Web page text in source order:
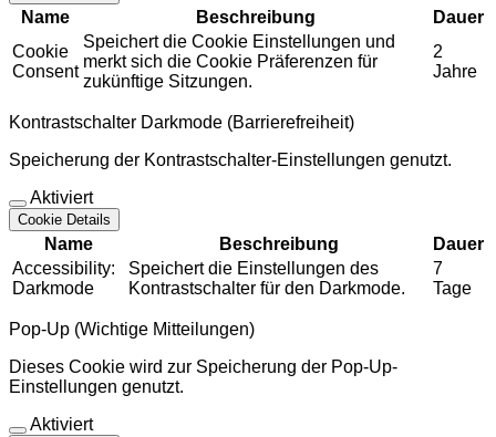
Name Beschreibung
Dauer
Cookie
Consent
Speichert die Cookie Einstellungen und
merkt sich die Cookie Präferenzen für
zukünftige Sitzungen.
2
Jahre
Kontrastschalter Darkmode (Barrierefreiheit)
Speicherung der Kontrastschalter-Einstellungen genutzt.
Aktiviert
Cookie Details
Name Beschreibung
Dauer
Accessibility:
Darkmode
Speichert die Einstellungen des
Kontrastschalter für den Darkmode.
7
Tage
Pop-Up (Wichtige Mitteilungen)
Dieses Cookie wird zur Speicherung der Pop-Up-
Einstellungen genutzt.
Aktiviert